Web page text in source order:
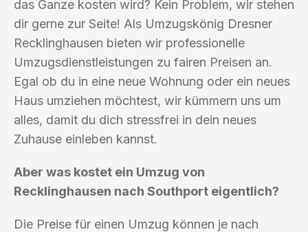
das Ganze kosten wird? Kein Problem, wir stehen
dir gerne zur Seite! Als Umzugskönig Dresner
Recklinghausen bieten wir professionelle
Umzugsdienstleistungen zu fairen Preisen an.
Egal ob du in eine neue Wohnung oder ein neues
Haus umziehen möchtest, wir kümmern uns um
alles, damit du dich stressfrei in dein neues
Zuhause einleben kannst.
Aber was kostet ein Umzug von
Recklinghausen nach Southport eigentlich?
Die Preise für einen Umzug können je nach